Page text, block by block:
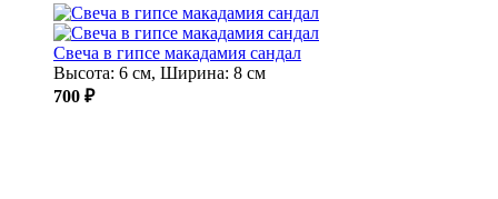
Свеча в гипсе макадамия сандал
Высота: 6 см, Ширина: 8 см
700 ₽